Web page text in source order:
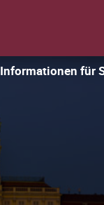
Informationen für